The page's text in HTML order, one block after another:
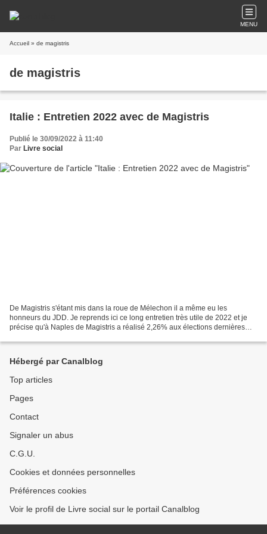
MENU
Accueil » de magistris
de magistris
Italie : Entretien 2022 avec de Magistris
Publié le 30/09/2022 à 11:40
Par Livre social
De Magistris s'étant mis dans la roue de Mélechon il a même eu les
honneurs du JDD. Je reprends ici ce long entretien très utile de 2022 et je
précise qu'à Naples de Magistris a réalisé 2,26% aux élections dernières
Hébergé par Canalblog
Top articles
Pages
Contact
Signaler un abus
C.G.U.
Cookies et données personnelles
Préférences cookies
Voir le profil de Livre social sur le portail Canalblog